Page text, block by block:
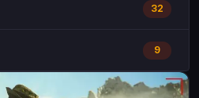
32
9